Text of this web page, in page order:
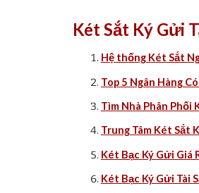
Két Sắt Ký Gửi
Hệ thống Két Sắt
Top 5 Ngân Hàng
Tìm Nhà Phân Phối
Trung Tâm Két Sắt
Két Bạc Ký Gửi Giá
Két Bạc Ký Gửi Tài